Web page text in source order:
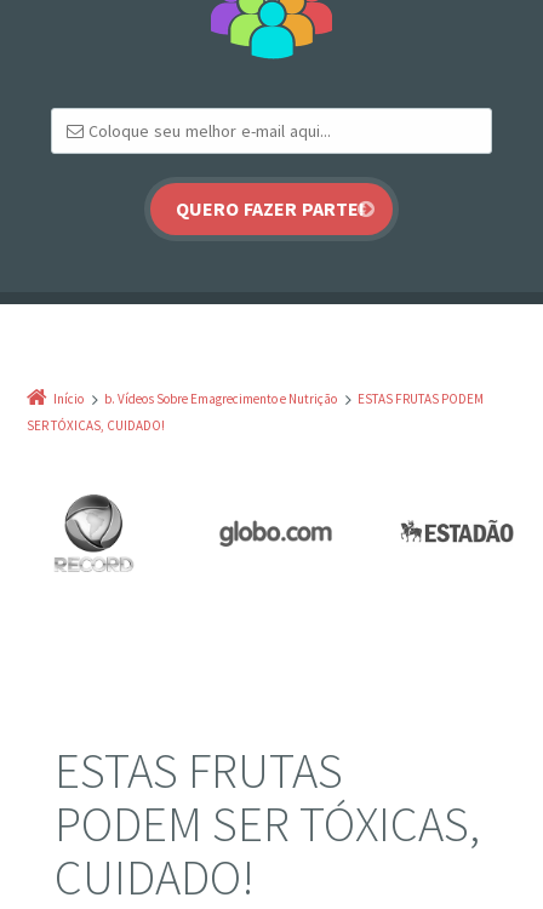
Início b. Vídeos Sobre Emagrecimento e Nutrição
ESTAS FRUTAS PODEM
SER TÓXICAS, CUIDADO!
ESTAS FRUTAS
PODEM SER TÓXICAS,
CUIDADO!